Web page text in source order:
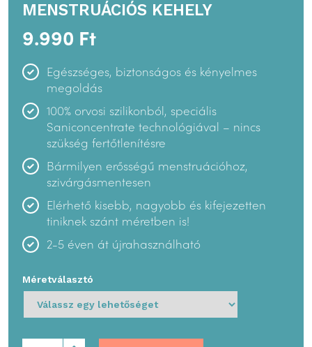
MENSTRUÁCIÓS KEHELY
9.990 Ft
Egészséges, biztonságos és kényelmes
megoldás
100% orvosi szilikonból, speciális
Saniconcentrate technológiával – nincs
szükség fertőtlenítésre
Bármilyen erősségű menstruációhoz,
szivárgásmentesen
Elérhető kisebb, nagyobb és kifejezetten
tiniknek szánt méretben is!
2-5 éven át újrahasználható
Méretválasztó